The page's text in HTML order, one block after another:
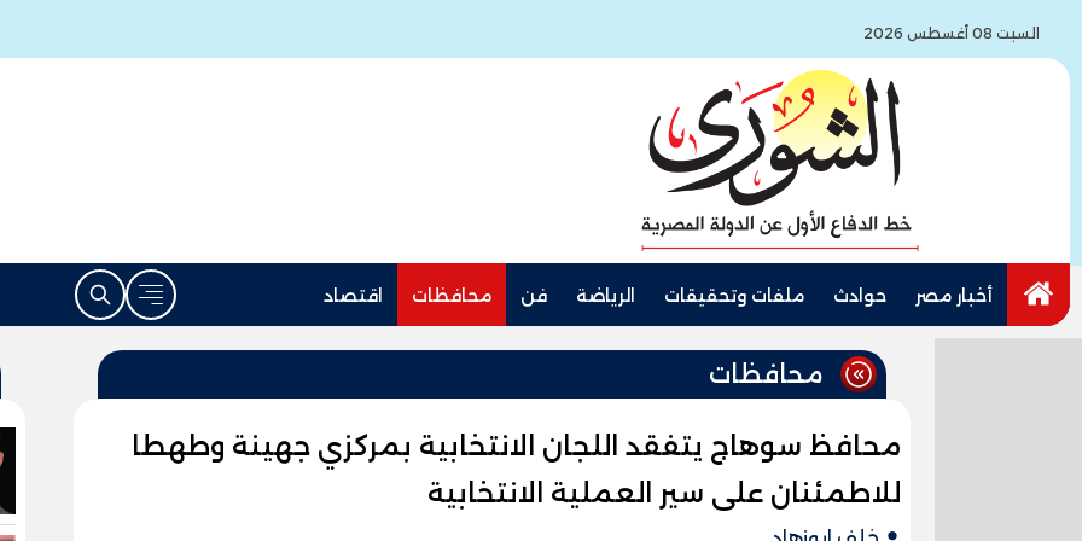
السبت 08 أغسطس 2026
أخبار مصر حوادث ملفات وتحقيقات الرياضة فن محافظات اقتصاد
محافظات
محافظ سوهاج يتفقد اللجان الانتخابية بمركزي جهينة وطهطا
للاطمئنان على سير العملية الانتخابية